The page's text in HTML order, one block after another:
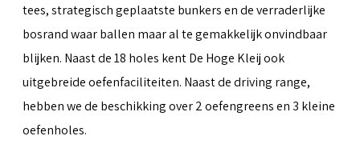
tees, strategisch geplaatste bunkers en de verraderlijke
bosrand waar ballen maar al te gemakkelijk onvindbaar
blijken. Naast de 18 holes kent De Hoge Kleij ook
uitgebreide oefenfaciliteiten. Naast de driving range,
hebben we de beschikking over 2 oefengreens en 3 kleine
oefenholes.